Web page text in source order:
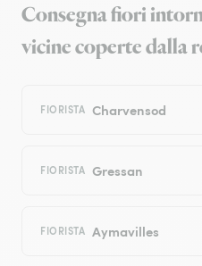
Consegna fiori
vicine coperte dalla
FIORISTA Charvensod
FIORISTA Gressan
FIORISTA Aymavilles